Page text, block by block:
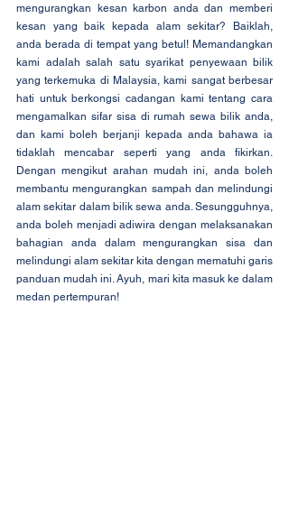
mengurangkan kesan karbon anda dan memberi
kesan yang baik kepada alam sekitar? Baiklah,
anda berada di tempat yang betul! Memandangkan
kami adalah salah satu syarikat penyewaan bilik
yang terkemuka di Malaysia, kami sangat berbesar
hati untuk berkongsi cadangan kami tentang cara
mengamalkan sifar sisa di rumah sewa bilik anda,
dan kami boleh berjanji kepada anda bahawa ia
tidaklah mencabar seperti yang anda fikirkan.
Dengan mengikut arahan mudah ini, anda boleh
membantu mengurangkan sampah dan melindungi
alam sekitar dalam bilik sewa anda. Sesungguhnya,
anda boleh menjadi adiwira dengan melaksanakan
bahagian anda dalam mengurangkan sisa dan
melindungi alam sekitar kita dengan mematuhi garis
panduan mudah ini. Ayuh, mari kita masuk ke dalam
medan pertempuran!